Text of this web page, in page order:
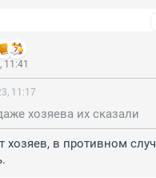
11:17
хозяева их сказали
хозяев, в противном